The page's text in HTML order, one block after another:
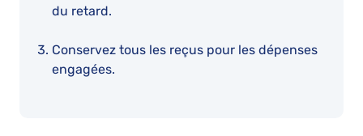
du retard.
Conservez tous les reçus pour les dépenses
engagées.